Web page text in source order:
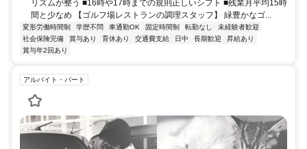
リズムが整う ■16時や17時までの規則正しいシフト ■残業月平均15時
間と少なめ 【ゴルフ場レストランの調理スタッフ】 緑豊かなゴ...
変形労働時間制 学歴不問 車通勤OK 固定時間制 転勤なし
未経験者歓迎
社会保険完備
賞与あり 育休あり 交通費支給 日中 長期歓迎
昇給あり
賞与年2回あり
アルバイト・パート